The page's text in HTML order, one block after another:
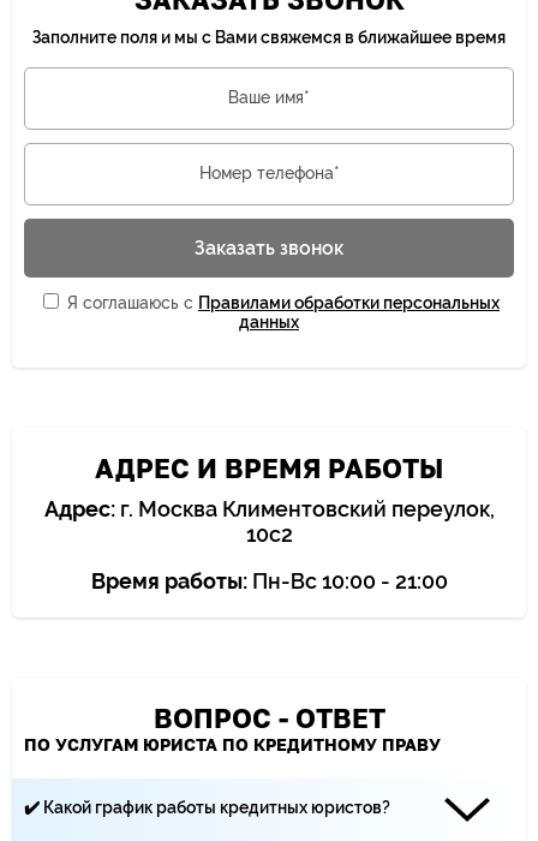
Заполните поля и мы с Вами свяжемся в ближайшее время
Ваше имя*
Номер телефона*
Заказать звонок
Я соглашаюсь с Правилами обработки персональных
данных
АДРЕС И ВРЕМЯ РАБОТЫ
Адрес:г. Москва Климентовский переулок,
10с2
Время работы:Пн-Вс 10:00 - 21:00
ВОПРОС - ОТВЕТ
ПО УСЛУГАМ ЮРИСТА ПО КРЕДИТНОМУ ПРАВУ
✔️ Какой график работы кредитных юристов?